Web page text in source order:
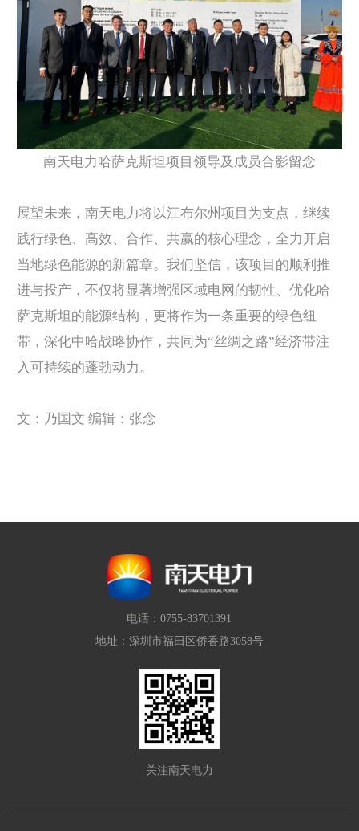
南天电力哈萨克斯坦项目领导及成员合影留念
展望未来，南天电力将以江布尔州项目为支点，继续
践行绿色、高效、合作、共赢的核心理念，全力开启
当地绿色能源的新篇章。我们坚信，该项目的顺利推
进与投产，不仅将显著增强区域电网的韧性、优化哈
萨克斯坦的能源结构，更将作为一条重要的绿色纽
带，深化中哈战略协作，共同为“丝绸之路”经济带注
入可持续的蓬勃动力。
文：乃国文 编辑：张念
电话：0755-83701391
地址：深圳市福田区侨香路3058号
关注南天电力